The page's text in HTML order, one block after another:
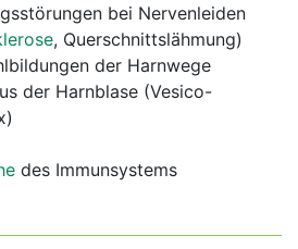
bei Nervenleiden
, Querschnittslähmung)
der Harnwege
der Harnblase (Vesico-
des Immunsystems